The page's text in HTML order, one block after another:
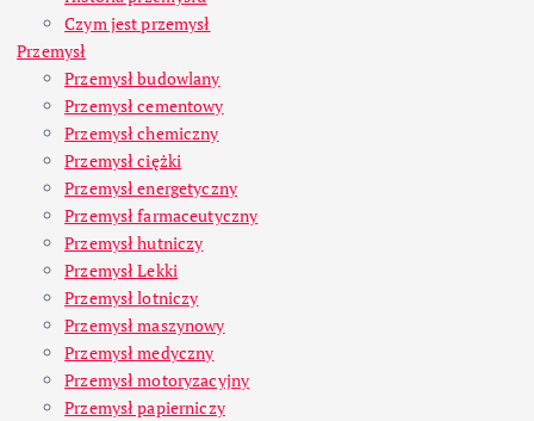
Czym jest przemysł
Przemysł
Przemysł budowlany
Przemysł cementowy
Przemysł chemiczny
Przemysł ciężki
Przemysł energetyczny
Przemysł farmaceutyczny
Przemysł hutniczy
Przemysł Lekki
Przemysł lotniczy
Przemysł maszynowy
Przemysł medyczny
Przemysł motoryzacyjny
Przemysł papierniczy